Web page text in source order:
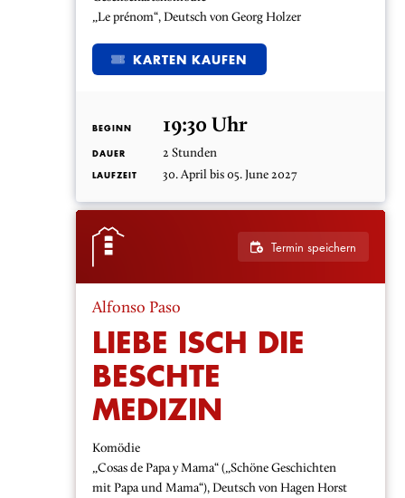
„Le prénom“, Deutsch von Georg Holzer
KARTEN KAUFEN
BEGINN 19:30 Uhr
DAUER 2 Stunden
LAUFZEIT 30. April bis 05. June 2027
Termin speichern
Alfonso Paso
LIEBE ISCH DIE
BESCHTE
MEDIZIN
Komödie
„Cosas de Papa y Mama“ („Schöne Geschichten
mit Papa und Mama“), Deutsch von Hagen Horst